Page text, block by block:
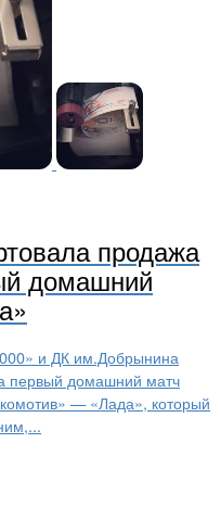
продажа
домашний
и ДК им.Добрынина
первый домашний матч
— «Лада», который